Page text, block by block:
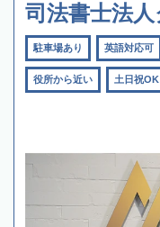
司法書士法
駐車場あり 英語対応可
役所から近い 土日祝OK